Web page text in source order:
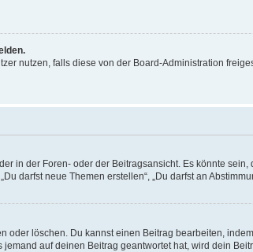
nutzen, falls diese von der Board-Administration
in der Foren- oder der Beitragsansicht. Es könnte
darfst neue Themen erstellen“, „Du darfst an
löschen. Du kannst einen Beitrag bearbeiten,
auf deinen Beitrag geantwortet hat, wird dein